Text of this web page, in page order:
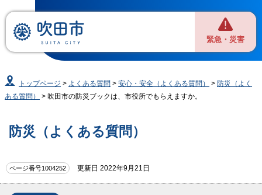
緊急・災害
トップページ > よくある質問 >安心・安全（よくある質問） > 防災（よく
ある質問）
> 吹田市の防災ブックは、市役所でもらえますか。
防災（よくある質問）
ページ番号1004252 更新日 2022年9月21日